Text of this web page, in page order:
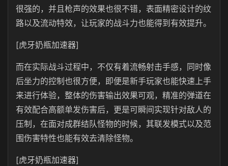
很强的，并且枪声的效果也很不错，表面精密设计的纹
路以及流动特效，让玩家的战斗力也能得到有效提升。
[虎牙奶瓶加速器]
而在实际战斗过程中，不仅有着流畅射击手感，同时像
后坐力的控制也很方便，即便是新手玩家也能快速上手
来进行体验，整体的伤害输出效果可观，精准的弹道在
有效配合高额单发伤害后，更是可瞬间实现针对敌人的
压制，在面对成群结队怪物的时候，其联发模式以及范
围伤害特性也能有效去清除怪物。
[虎牙奶瓶加速器]